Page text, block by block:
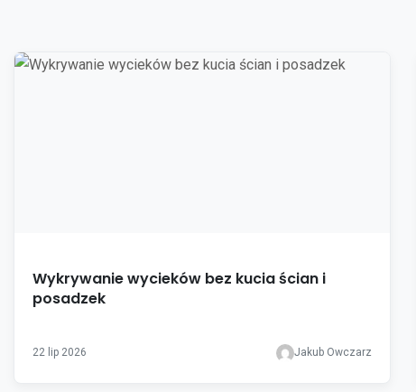
Wykrywanie wycieków bez kucia ścian i
posadzek
22 lip 2026 Jakub Owczarz